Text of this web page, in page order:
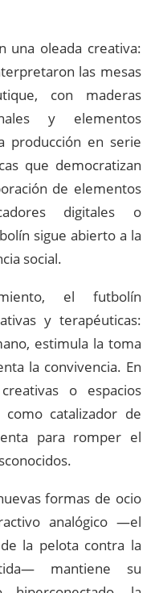
una oleada creativa:
las mesas
con maderas
y elementos
producción en serie
que democratizan
de elementos
digitales o
sigue abierto a la
social.
el futbolín
y terapéuticas:
estimula la toma
la convivencia. En
o espacios
catalizador de
para romper el
formas de ocio
analógico —el
la pelota contra la
mantiene su